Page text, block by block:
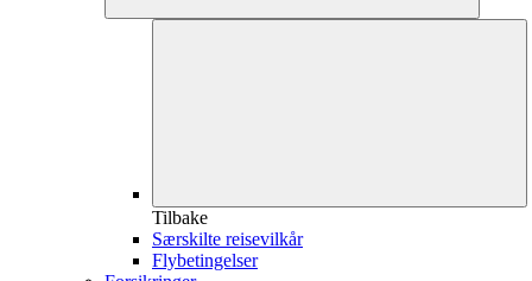
Tilbake
Særskilte reisevilkår
Flybetingelser